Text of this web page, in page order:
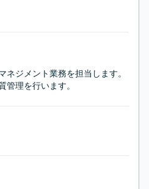
ネジメント業務を担当します。
管理を行います。